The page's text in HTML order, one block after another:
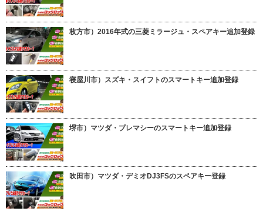
枚方市）2016年式の三菱ミラージュ・スペアキー追加登録
寝屋川市）スズキ・スイフトのスマートキー追加登録
堺市）マツダ・プレマシーのスマートキー追加登録
吹田市）マツダ・デミオDJ3FSのスペアキー登録